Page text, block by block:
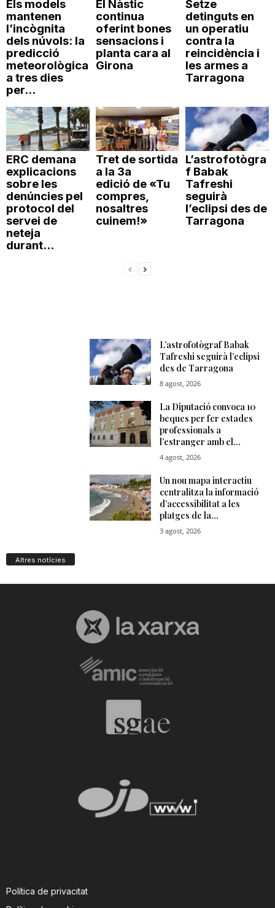
Els models
mantenen
l’incògnita
dels núvols: la
predicció
meteorològica
a tres dies
per...
El Nàstic
continua
oferint bones
sensacions i
planta cara al
Girona
Setze
detinguts en
un operatiu
contra la
reincidència i
les armes a
Tarragona
ERC demana
explicacions
sobre les
denúncies pel
protocol del
servei de
neteja
durant...
Tret de sortida
a la 3a
edició de «Tu
compres,
nosaltres
cuinem!»
L’astrofotògra
f Babak
Tafreshi
seguirà
l’eclipsi des de
Tarragona
Altres notícies
Política de privacitat